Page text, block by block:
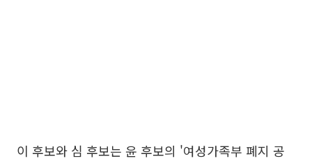
이 후보와 심 후보는 윤 후보의 '여성가족부 폐지 공